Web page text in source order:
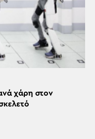
χάρη στον